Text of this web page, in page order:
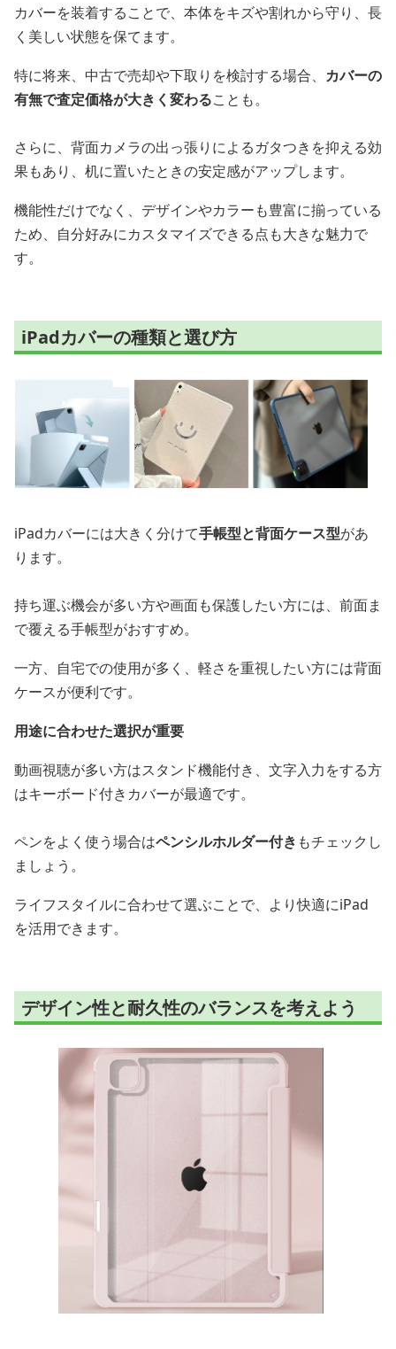
カバーを装着することで、本体をキズや割れから守り、長
く美しい状態を保てます。
特に将来、中古で売却や下取りを検討する場合、 カバーの
有無で査定価格が大きく変わることも。
さらに、背面カメラの出っ張りによるガタつきを抑える効
果もあり、机に置いたときの安定感がアップします。
機能性だけでなく、デザインやカラーも豊富に揃っている
ため、自分好みにカスタマイズできる点も大きな魅力で
す。
iPadカバーの種類と選び方
iPadカバーには大きく分けて手帳型と背面ケース型があ
ります。
持ち運ぶ機会が多い方や画面も保護したい方には、前面ま
で覆える手帳型がおすすめ。
一方、自宅での使用が多く、軽さを重視したい方には背面
ケースが便利です。
用途に合わせた選択が重要
動画視聴が多い方はスタンド機能付き、文字入力をする方
はキーボード付きカバーが最適です。
ペンをよく使う場合はペンシルホルダー付き もチェックし
ましょう。
ライフスタイルに合わせて選ぶことで、より快適にiPad
を活用できます。
デザイン性と耐久性のバランスを考えよう